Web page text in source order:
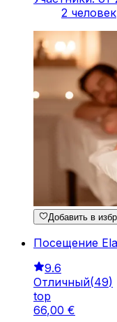
2 человек
Добавить в
Посещение
9.6
Отличный(49)
top
66,00 €